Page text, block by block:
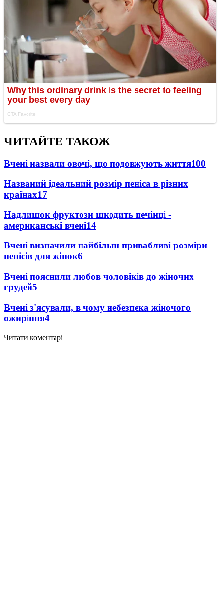
ЧИТАЙТЕ ТАКОЖ
Вчені назвали овочі, що подовжують життя100
Названий ідеальний розмір пеніса в різних
країнах17
Надлишок фруктози шкодить печінці -
американські вчені14
Вчені визначили найбільш привабливі розміри
пенісів для жінок6
Вчені пояснили любов чоловіків до жіночих
грудей5
Вчені з'ясували, в чому небезпека жіночого
ожиріння4
Читати коментарі